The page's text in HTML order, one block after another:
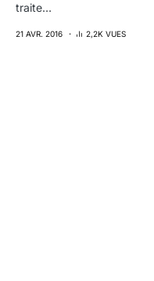
traite…
21 AVR. 2016 2,2K VUES